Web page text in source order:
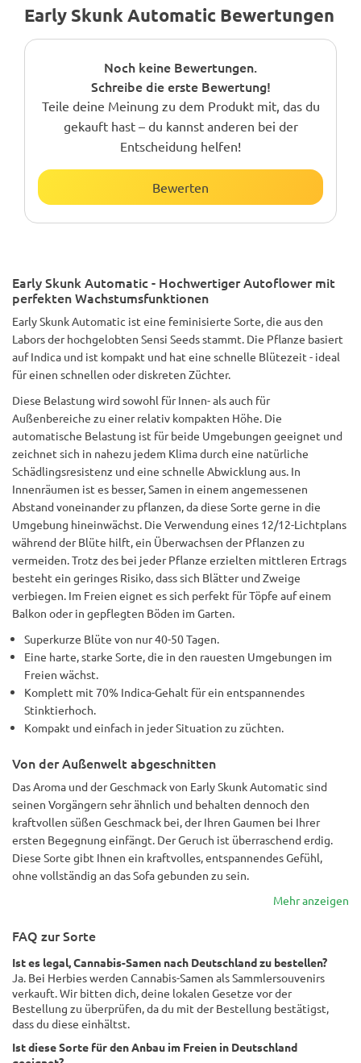
Early Skunk Automatic Bewertungen
Noch keine Bewertungen.
Schreibe die erste Bewertung!
Teile deine Meinung zu dem Produkt mit, das du
gekauft hast – du kannst anderen bei der
Entscheidung helfen!
Bewerten
Early Skunk Automatic - Hochwertiger Autoflower mit
perfekten Wachstumsfunktionen
Early Skunk Automatic ist eine feminisierte Sorte, die aus den
Labors der hochgelobten Sensi Seeds stammt. Die Pflanze basiert
auf Indica und ist kompakt und hat eine schnelle Blütezeit - ideal
für einen schnellen oder diskreten Züchter.
Diese Belastung wird sowohl für Innen- als auch für
Außenbereiche zu einer relativ kompakten Höhe. Die
automatische Belastung ist für beide Umgebungen geeignet und
zeichnet sich in nahezu jedem Klima durch eine natürliche
Schädlingsresistenz und eine schnelle Abwicklung aus. In
Innenräumen ist es besser, Samen in einem angemessenen
Abstand voneinander zu pflanzen, da diese Sorte gerne in die
Umgebung hineinwächst. Die Verwendung eines 12/12-Lichtplans
während der Blüte hilft, ein Überwachsen der Pflanzen zu
vermeiden. Trotz des bei jeder Pflanze erzielten mittleren Ertrags
besteht ein geringes Risiko, dass sich Blätter und Zweige
verbiegen. Im Freien eignet es sich perfekt für Töpfe auf einem
Balkon oder in gepflegten Böden im Garten.
Superkurze Blüte von nur 40-50 Tagen.
Eine harte, starke Sorte, die in den rauesten Umgebungen im
Freien wächst.
Komplett mit 70% Indica-Gehalt für ein entspannendes
Stinktierhoch.
Kompakt und einfach in jeder Situation zu züchten.
Von der Außenwelt abgeschnitten
Das Aroma und der Geschmack von Early Skunk Automatic sind
seinen Vorgängern sehr ähnlich und behalten dennoch den
kraftvollen süßen Geschmack bei, der Ihren Gaumen bei Ihrer
ersten Begegnung einfängt. Der Geruch ist überraschend erdig.
Diese Sorte gibt Ihnen ein kraftvolles, entspannendes Gefühl,
ohne vollständig an das Sofa gebunden zu sein.
Mehr anzeigen
FAQ zur Sorte
Ist es legal, Cannabis-Samen nach Deutschland zu bestellen?
Ja. Bei Herbies werden Cannabis-Samen als Sammlersouvenirs
verkauft. Wir bitten dich, deine lokalen Gesetze vor der
Bestellung zu überprüfen, da du mit der Bestellung bestätigst,
dass du diese einhältst.
Ist diese Sorte für den Anbau im Freien in Deutschland